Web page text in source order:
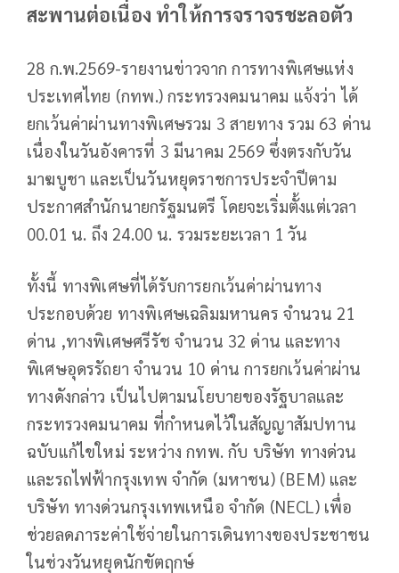
สะพานต่อเนื่อง ทำให้การจราจรชะลอตัว
28 ก.พ.2569-รายงานข่าวจาก การทางพิเศษแห่ง
ประเทศไทย (กทพ.) กระทรวงคมนาคม แจ้งว่า ได้
ยกเว้นค่าผ่านทางพิเศษรวม 3 สายทาง รวม 63 ด่าน
เนื่องในวันอังคารที่ 3 มีนาคม 2569 ซึ่งตรงกับวัน
มาฆบูชา และเป็นวันหยุดราชการประจำปีตาม
ประกาศสำนักนายกรัฐมนตรี โดยจะเริ่มตั้งแต่เวลา
00.01 น. ถึง 24.00 น. รวมระยะเวลา 1 วัน
ทั้งนี้ ทางพิเศษที่ได้รับการยกเว้นค่าผ่านทาง
ประกอบด้วย ทางพิเศษเฉลิมมหานคร จำนวน 21
ด่าน ,ทางพิเศษศรีรัช จำนวน 32 ด่าน และทาง
พิเศษอุดรรัถยา จำนวน 10 ด่าน การยกเว้นค่าผ่าน
ทางดังกล่าว เป็นไปตามนโยบายของรัฐบาลและ
กระทรวงคมนาคม ที่กำหนดไว้ในสัญญาสัมปทาน
ฉบับแก้ไขใหม่ ระหว่าง กทพ. กับ บริษัท ทางด่วน
และรถไฟฟ้ากรุงเทพ จำกัด (มหาชน) (BEM) และ
บริษัท ทางด่วนกรุงเทพเหนือ จำกัด (NECL) เพื่อ
ช่วยลดภาระค่าใช้จ่ายในการเดินทางของประชาชน
ในช่วงวันหยุดนักขัตฤกษ์